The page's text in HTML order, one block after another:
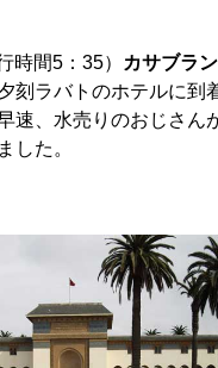
時間5：35）
カサブラ
刻ラバトのホテルに到
速、水売りのおじさ
した。